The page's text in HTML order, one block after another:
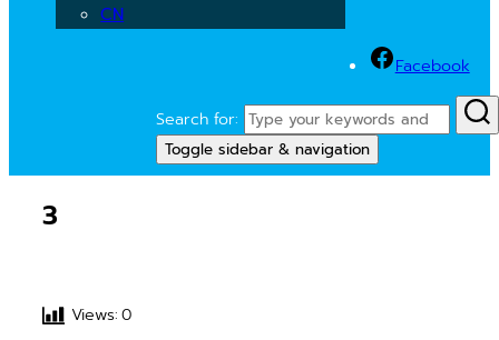
CN
Facebook
Search for:
Toggle sidebar & navigation
3
Views:0